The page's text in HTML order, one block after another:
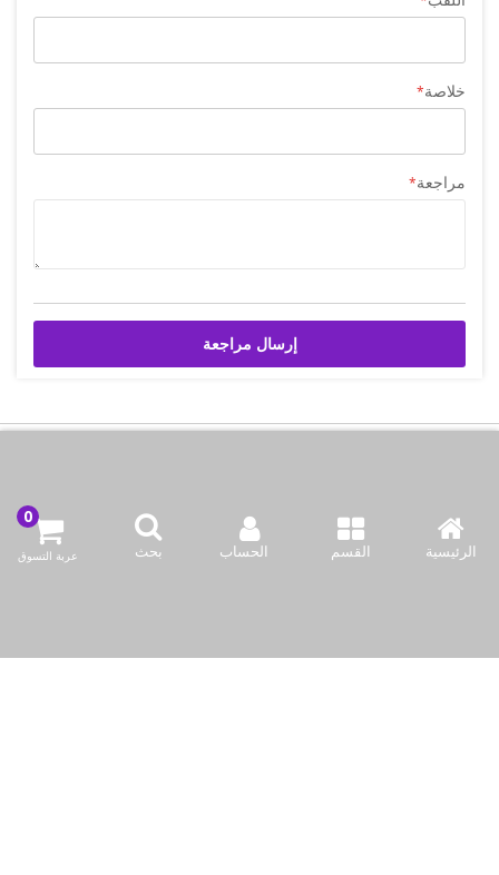
الرئيسية القسم الحساب بحث عربة التسوق
خلاصة
مراجعة
إرسال مراجعة
شركة بازاركوم للتجهيزات الغدائية
96594124128+